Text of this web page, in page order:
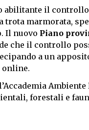
abilitante il
marmorata,
Il nuovo Piano
che il controllo
a un
online.
Ambiente
forestali e